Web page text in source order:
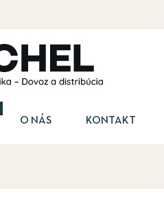
O NÁS KONTAKT